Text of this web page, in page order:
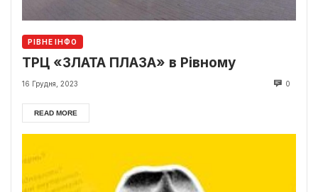
РІВНЕ ІНФО
ТРЦ «ЗЛАТА ПЛАЗА» в Рівному
16 Грудня, 2023 0
READ MORE